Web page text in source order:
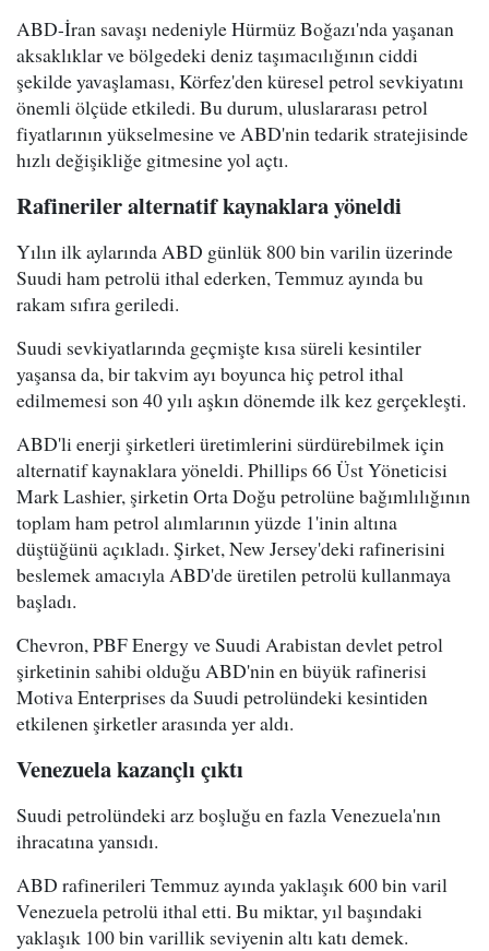
ABD-İran savaşı nedeniyle Hürmüz Boğazı'nda yaşanan
aksaklıklar ve bölgedeki deniz taşımacılığının ciddi
şekilde yavaşlaması, Körfez'den küresel petrol sevkiyatını
önemli ölçüde etkiledi. Bu durum, uluslararası petrol
fiyatlarının yükselmesine ve ABD'nin tedarik stratejisinde
hızlı değişikliğe gitmesine yol açtı.
Rafineriler alternatif kaynaklara yöneldi
Yılın ilk aylarında ABD günlük 800 bin varilin üzerinde
Suudi ham petrolü ithal ederken, Temmuz ayında bu
rakam sıfıra geriledi.
Suudi sevkiyatlarında geçmişte kısa süreli kesintiler
yaşansa da, bir takvim ayı boyunca hiç petrol ithal
edilmemesi son 40 yılı aşkın dönemde ilk kez gerçekleşti.
ABD'li enerji şirketleri üretimlerini sürdürebilmek için
alternatif kaynaklara yöneldi. Phillips 66 Üst Yöneticisi
Mark Lashier, şirketin Orta Doğu petrolüne bağımlılığının
toplam ham petrol alımlarının yüzde 1'inin altına
düştüğünü açıkladı. Şirket, New Jersey'deki rafinerisini
beslemek amacıyla ABD'de üretilen petrolü kullanmaya
başladı.
Chevron, PBF Energy ve Suudi Arabistan devlet petrol
şirketinin sahibi olduğu ABD'nin en büyük rafinerisi
Motiva Enterprises da Suudi petrolündeki kesintiden
etkilenen şirketler arasında yer aldı.
Venezuela kazançlı çıktı
Suudi petrolündeki arz boşluğu en fazla Venezuela'nın
ihracatına yansıdı.
ABD rafinerileri Temmuz ayında yaklaşık 600 bin varil
Venezuela petrolü ithal etti. Bu miktar, yıl başındaki
yaklaşık 100 bin varillik seviyenin altı katı demek.